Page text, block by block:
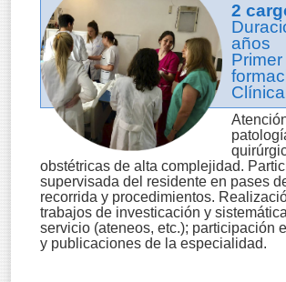
2
años
obstétricas de alta complejidad.
supervisada del residente en pases
recorrida y procedimientos.
trabajos de investicación y
servicio (ateneos, etc.); participación
y publicaciones de la especialidad.